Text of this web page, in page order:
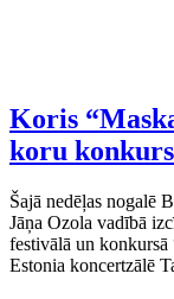
Koris
koru
Šajā nedēļas nogalē
Jāņa Ozola vadībā
festivālā un konkursā
Estonia koncertzālē